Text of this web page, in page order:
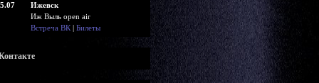
Ижевск
Иж Выль open air
Встреча ВК | Билеты